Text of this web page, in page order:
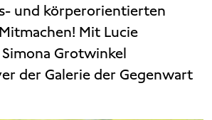
und körperorientierten
Mit Lucie
Grotwinkel
der Galerie der Gegenwart